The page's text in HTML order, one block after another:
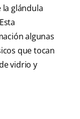
la glándula
algunas
que tocan
vidrio y